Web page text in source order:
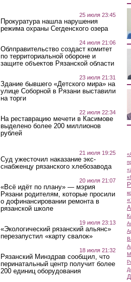
25 июля 23:45
Прокуратура нашла нарушения
режима охраны Сегденского озера
24 июля 21:06
Облправительство создаст комитет
по территориальной обороне и
защите объектов Рязанской области
23 июля 21:31
Здание бывшего «Детского мира» на
улице Соборной в Рязани выставили
на торги
22 июля 22:34
На реставрацию мечети в Касимове
выделено более 200 миллионов
рублей
21 июля 19:25
Суд ужесточил наказание экс-
снабженцу рязанского хлебозавода
20 июля 21:07
«Всё идёт по плану» — мэрия
Рязани родителям, которые просили
о дофинансировании ремонта в
рязанской школе
19 июля 23:13
«Экологический рязанский альянс»
перезапустил «карту свалок»
18 июля 21:32
Рязанский Минздрав сообщил, что
перинатальный центр получит более
200 единиц оборудования